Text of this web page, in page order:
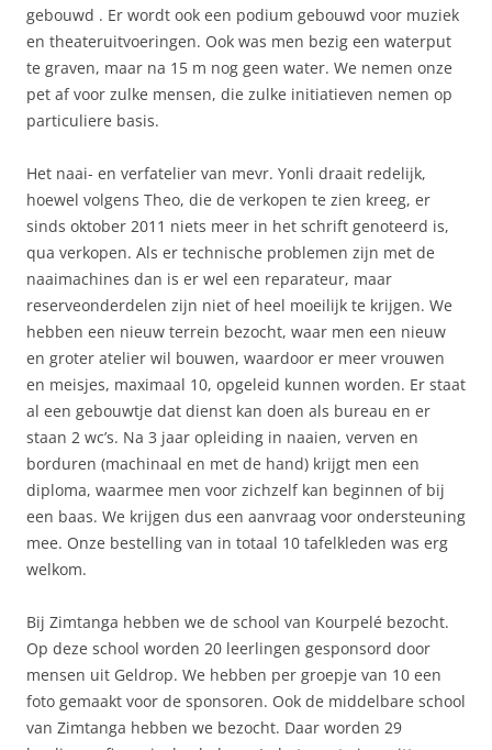
gebouwd . Er wordt ook een podium gebouwd voor muziek
en theateruitvoeringen. Ook was men bezig een waterput
te graven, maar na 15 m nog geen water. We nemen onze
pet af voor zulke mensen, die zulke initiatieven nemen op
particuliere basis.
Het naai- en verfatelier van mevr. Yonli draait redelijk,
hoewel volgens Theo, die de verkopen te zien kreeg, er
sinds oktober 2011 niets meer in het schrift genoteerd is,
qua verkopen. Als er technische problemen zijn met de
naaimachines dan is er wel een reparateur, maar
reserveonderdelen zijn niet of heel moeilijk te krijgen. We
hebben een nieuw terrein bezocht, waar men een nieuw
en groter atelier wil bouwen, waardoor er meer vrouwen
en meisjes, maximaal 10, opgeleid kunnen worden. Er staat
al een gebouwtje dat dienst kan doen als bureau en er
staan 2 wc’s. Na 3 jaar opleiding in naaien, verven en
borduren (machinaal en met de hand) krijgt men een
diploma, waarmee men voor zichzelf kan beginnen of bij
een baas. We krijgen dus een aanvraag voor ondersteuning
mee. Onze bestelling van in totaal 10 tafelkleden was erg
welkom.
Bij Zimtanga hebben we de school van Kourpelé bezocht.
Op deze school worden 20 leerlingen gesponsord door
mensen uit Geldrop. We hebben per groepje van 10 een
foto gemaakt voor de sponsoren. Ook de middelbare school
van Zimtanga hebben we bezocht. Daar worden 29